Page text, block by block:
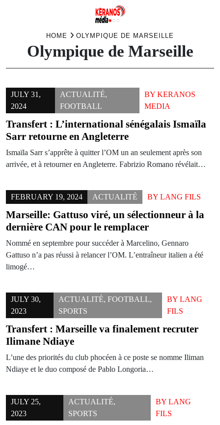
HOME OLYMPIQUE DE MARSEILLE
Olympique de Marseille
JULY 31,
2024
ACTUALITÉ,
FOOTBALL
BY KERANOS
MEDIA
Transfert : L’international sénégalais Ismaïla
Sarr retourne en Angleterre
Ismaïla Sarr s’apprête à quitter l’OM un an seulement après son
arrivée, et à retourner en Angleterre. Fabrizio Romano révélait…
FEBRUARY 19, 2024 ACTUALITÉ BY LANG FILS
Marseille: Gattuso viré, un sélectionneur à la
dernière CAN pour le remplacer
Nommé en septembre pour succéder à Marcelino, Gennaro
Gattuso n’a pas réussi à relancer l’OM. L’entraîneur italien a été
limogé…
JULY 30,
2023
ACTUALITÉ, FOOTBALL,
SPORTS
BY LANG
FILS
Transfert : Marseille va finalement recruter
Ilimane Ndiaye
L’une des priorités du club phocéen à ce poste se nomme Iliman
Ndiaye et le duo composé de Pablo Longoria…
JULY 25,
2023
ACTUALITÉ,
SPORTS
BYLANG
FILS